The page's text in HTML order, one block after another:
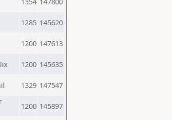
1285 145620
1200 147613
1200 145635
1329 147547
1200 145897